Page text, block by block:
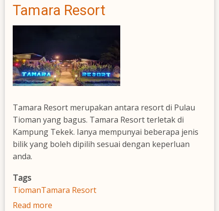
Tamara Resort
Tamara Resort merupakan antara resort di Pulau
Tioman yang bagus. Tamara Resort terletak di
Kampung Tekek. Ianya mempunyai beberapa jenis
bilik yang boleh dipilih sesuai dengan keperluan
anda.
Tags
TiomanTamara Resort
Read more